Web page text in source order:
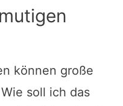
können große
soll ich das